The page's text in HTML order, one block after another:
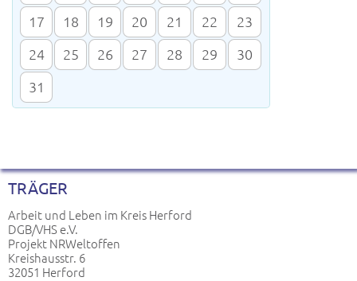
17
18 19 20 21 22
23
24
25 26 27 28 29
30
31
TRÄGER
Arbeit und Leben im Kreis Herford
DGB/VHS e.V.
Projekt NRWeltoffen
Kreishausstr. 6
32051 Herford